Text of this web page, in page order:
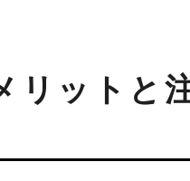
リットと